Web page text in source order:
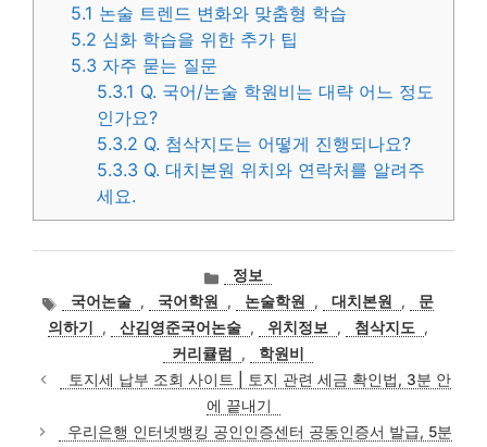
5.1 논술 트렌드 변화와 맞춤형 학습
5.2 심화 학습을 위한 추가 팁
5.3 자주 묻는 질문
5.3.1 Q. 국어/논술 학원비는 대략 어느 정도
인가요?
5.3.2 Q. 첨삭지도는 어떻게 진행되나요?
5.3.3 Q. 대치본원 위치와 연락처를 알려주
세요.
카
고
리
정보
태
그
국어논술 , 국어학원 , 논술학원 , 대치본원 ,
문
의하기
, 산김영준국어논술 , 위치정보 , 첨삭지도
,
커리큘럼
,
학원비
토지세 납부 조회 사이트 | 토지 관련 세금 확인법, 3분 안
에 끝내기
우리은행 인터넷뱅킹 공인인증센터 공동인증서 발급, 5분